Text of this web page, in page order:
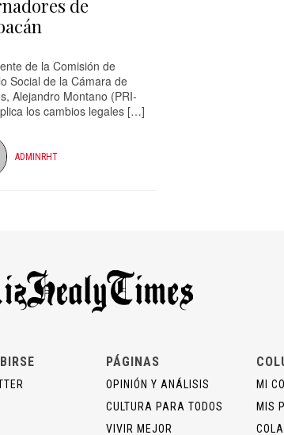
de
de la Comisión de
Social de la Cámara de
Alejandro Montano (PRI-
los cambios legales […]
ADMINRHT
PÁGINAS
OPINIÓN Y ANÁLISIS
CULTURA PARA TODOS
VIVIR MEJOR
MI
MIS